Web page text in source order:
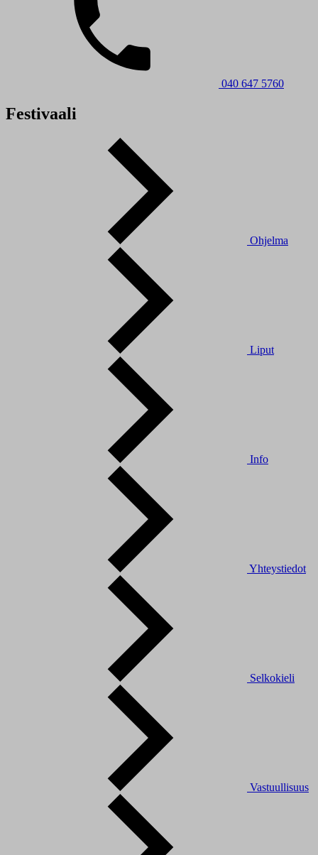
040 647 5760
Festivaali
Ohjelma
Liput
Info
Yhteystiedot
Selkokieli
Vastuullisuus